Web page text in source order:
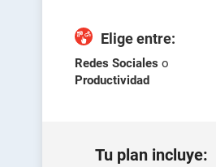
Internet Móvil
Televisión en tu Negocio
Televisión suscrita
Elige entre:
Redes Sociales o
Productividad
Tu plan incluye: